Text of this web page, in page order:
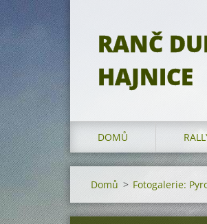
RANČ
HAJNICE
DOMŮ
Domů > Fotogalerie: